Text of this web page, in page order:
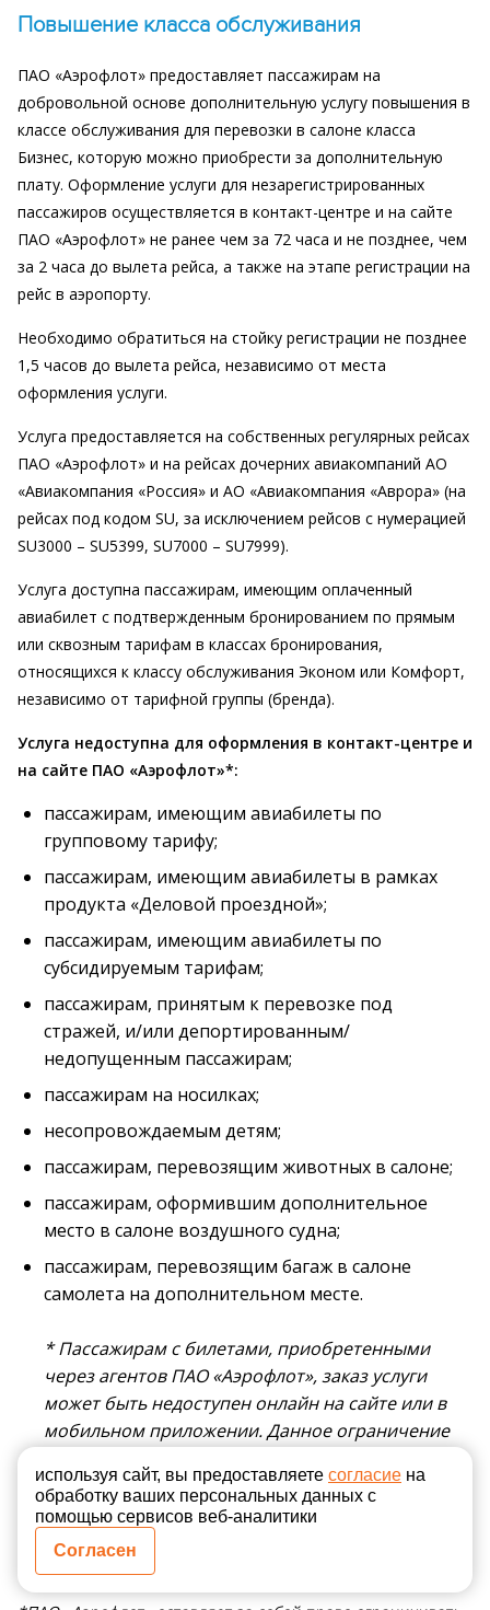
Повышение класса обслуживания
ПАО «Аэрофлот» предоставляет пассажирам на
добровольной основе дополнительную услугу повышения в
классе обслуживания для перевозки в салоне класса
Бизнес, которую можно приобрести за дополнительную
плату. Оформление услуги для незарегистрированных
пассажиров осуществляется в контакт-центре и на сайте
ПАО «Аэрофлот» не ранее чем за 72 часа и не позднее, чем
за 2 часа до вылета рейса, а также на этапе регистрации на
рейс в аэропорту.
Необходимо обратиться на стойку регистрации не позднее
1,5 часов до вылета рейса, независимо от места
оформления услуги.
Услуга предоставляется на собственных регулярных рейсах
ПАО «Аэрофлот» и на рейсах дочерних авиакомпаний АО
«Авиакомпания «Россия» и АО «Авиакомпания «Аврора» (на
рейсах под кодом SU, за исключением рейсов с нумерацией
SU3000 – SU5399, SU7000 – SU7999).
Услуга доступна пассажирам, имеющим оплаченный
авиабилет с подтвержденным бронированием по прямым
или сквозным тарифам в классах бронирования,
относящихся к классу обслуживания Эконом или Комфорт,
независимо от тарифной группы (бренда).
Услуга недоступна для оформления в контакт-центре и
на сайте ПАО «Аэрофлот»*:
пассажирам, имеющим авиабилеты по
групповому тарифу;
пассажирам, имеющим авиабилеты в рамках
продукта «Деловой проездной»;
пассажирам, имеющим авиабилеты по
субсидируемым тарифам;
пассажирам, принятым к перевозке под
стражей, и/или депортированным/
недопущенным пассажирам;
пассажирам на носилках;
несопровождаемым детям;
пассажирам, перевозящим животных в салоне;
пассажирам, оформившим дополнительное
место в салоне воздушного судна;
пассажирам, перевозящим багаж в салоне
самолета на дополнительном месте.
* Пассажирам с билетами, приобретенными
через агентов ПАО «Аэрофлот», заказ услуги
может быть недоступен онлайн на сайте или в
мобильном приложении. Данное ограничение
время ведется работа над его устранением.
Приобрести услугу в данном случае возможно
при обращении пассажира в контакт-центр ПАО
«Аэрофлот» или при регистрации в аэропорту.
используя сайт, вы предоставляете согласие на
обработку ваших персональных данных с
помощью сервисов веб-аналитики
Согласен